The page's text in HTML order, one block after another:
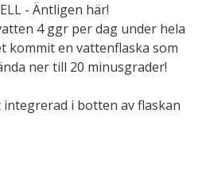
- Äntligen här!
4 ggr per dag under hela
kommit en vattenflaska som
ner till 20 minusgrader!
integrerad i botten av flaskan